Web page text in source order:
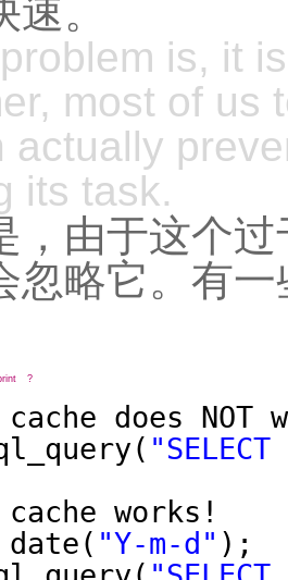
。
is, it
most of us
actually
its task.
，由于这个
忽略它。有
?
does NOT
works!
date( "Y-m-d" );